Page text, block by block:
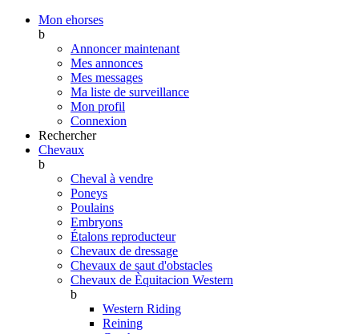
Mon ehorses
b
Annoncer maintenant
Mes annonces
Mes messages
Ma liste de surveillance
Mon profil
Connexion
Rechercher
Chevaux
b
Cheval à vendre
Poneys
Poulains
Embryons
Étalons reproducteur
Chevaux de dressage
Chevaux de saut d'obstacles
Chevaux de Èquitacion Western
b
Western Riding
Reining